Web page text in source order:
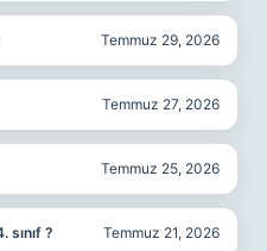
Temmuz 29, 2026
Temmuz 27, 2026
Temmuz 25, 2026
sınıf ? Temmuz 21, 2026